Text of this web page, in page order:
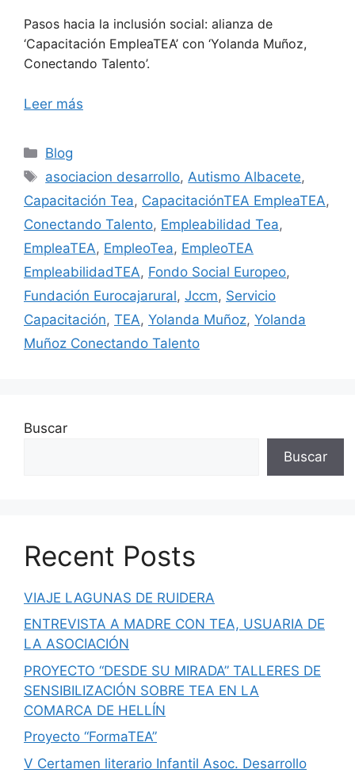
Pasos hacia la inclusión social: alianza de
‘Capacitación EmpleaTEA’ con ‘Yolanda Muñoz,
Conectando Talento’.
Leer más
Blog
asociacion desarrollo, Autismo Albacete,
Capacitación Tea, CapacitaciónTEA EmpleaTEA,
Conectando Talento, Empleabilidad Tea,
EmpleaTEA, EmpleoTea, EmpleoTEA
EmpleabilidadTEA, Fondo Social Europeo,
Fundación Eurocajarural, Jccm, Servicio
Capacitación, TEA, Yolanda Muñoz, Yolanda
Muñoz Conectando Talento
Buscar
Buscar
Recent Posts
VIAJE LAGUNAS DE RUIDERA
ENTREVISTA A MADRE CON TEA, USUARIA DE
LA ASOCIACIÓN
PROYECTO “DESDE SU MIRADA” TALLERES DE
SENSIBILIZACIÓN SOBRE TEA EN LA
COMARCA DE HELLÍN
Proyecto “FormaTEA”
V Certamen literario Infantil Asoc. Desarrollo